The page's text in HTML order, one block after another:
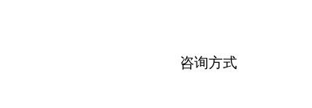
咨询方式